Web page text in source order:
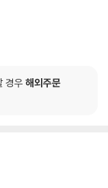
경우 해외주문